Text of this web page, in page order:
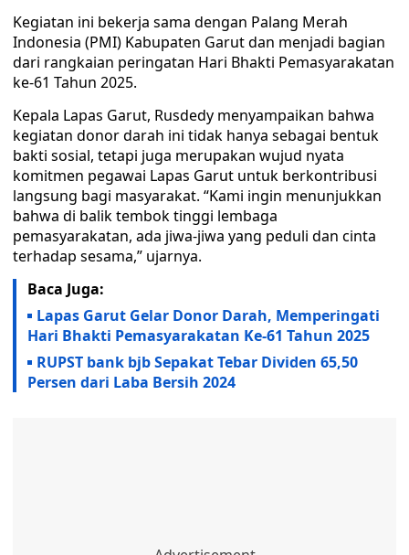
Kegiatan ini bekerja sama dengan Palang Merah
Indonesia (PMI) Kabupaten Garut dan menjadi bagian
dari rangkaian peringatan Hari Bhakti Pemasyarakatan
ke-61 Tahun 2025.
Kepala Lapas Garut, Rusdedy menyampaikan bahwa
kegiatan donor darah ini tidak hanya sebagai bentuk
bakti sosial, tetapi juga merupakan wujud nyata
komitmen pegawai Lapas Garut untuk berkontribusi
langsung bagi masyarakat. “Kami ingin menunjukkan
bahwa di balik tembok tinggi lembaga
pemasyarakatan, ada jiwa-jiwa yang peduli dan cinta
terhadap sesama,” ujarnya.
Baca Juga:
Lapas Garut Gelar Donor Darah, Memperingati
Hari Bhakti Pemasyarakatan Ke-61 Tahun 2025
RUPST bank bjb Sepakat Tebar Dividen 65,50
Persen dari Laba Bersih 2024